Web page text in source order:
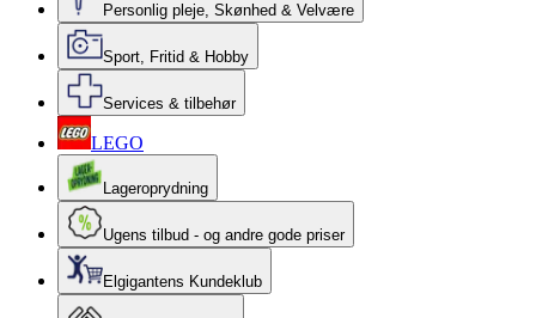
Personlig pleje, Skønhed & Velvære
Sport, Fritid & Hobby
Services & tilbehør
LEGO
Lageroprydning
Ugens tilbud - og andre gode priser
Elgigantens Kundeklub